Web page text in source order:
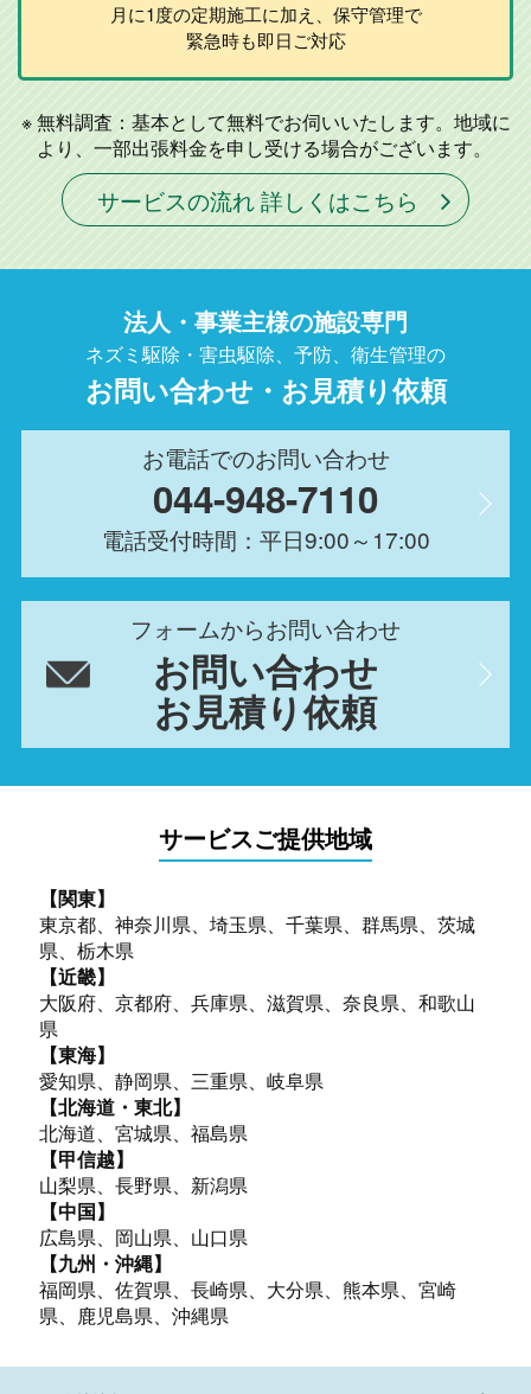
月に1度の定期施工に加え、 保守管理で
緊急時も即日ご対応
無料調査：基本として無料でお伺いいたします。地域に
より、一部出張料金を申し受ける場合がございます。
サービスの流れ 詳しくはこちら
法人・事業主様の施設専門
ネズミ駆除・害虫駆除、予防、衛生管理の
お問い合わせ・お見積り依頼
お電話でのお問い合わせ
044-948-7110
電話受付時間：平日9:00～17:00
フォームからお問い合わせ
お問い合わせ
お見積り依頼
サービスご提供地域
【関東】
東京都、神奈川県、埼玉県、千葉県、群馬県、茨城
県、栃木県
【近畿】
大阪府、京都府、兵庫県、滋賀県、奈良県、和歌山
県
【東海】
愛知県、静岡県、三重県、岐阜県
【北海道・東北】
北海道、宮城県、福島県
【甲信越】
山梨県、長野県、新潟県
【中国】
広島県、岡山県、山口県
【九州・沖縄】
福岡県、佐賀県、長崎県、大分県、熊本県、宮崎
県、鹿児島県、沖縄県